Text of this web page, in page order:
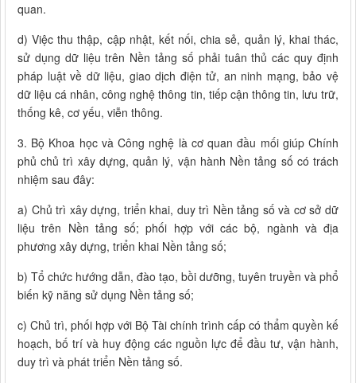
quan.
d) Việc thu thập, cập nhật, kết nối, chia sẻ, quản lý, khai thác,
sử dụng dữ liệu trên Nền tảng số phải tuân thủ các quy định
pháp luật về dữ liệu, giao dịch điện tử, an ninh mạng, bảo vệ
dữ liệu cá nhân, công nghệ thông tin, tiếp cận thông tin, lưu trữ,
thống kê, cơ yếu, viễn thông.
3. Bộ Khoa học và Công nghệ là cơ quan đầu mối giúp Chính
phủ chủ trì xây dựng, quản lý, vận hành Nền tảng số có trách
nhiệm sau đây:
a) Chủ trì xây dựng, triển khai, duy trì Nền tảng số và cơ sở dữ
liệu trên Nền tảng số; phối hợp với các bộ, ngành và địa
phương xây dựng, triển khai Nền tảng số;
b) Tổ chức hướng dẫn, đào tạo, bồi dưỡng, tuyên truyền và phổ
biến kỹ năng sử dụng Nền tảng số;
c) Chủ trì, phối hợp với Bộ Tài chính trình cấp có thẩm quyền kế
hoạch, bố trí và huy động các nguồn lực để đầu tư, vận hành,
duy trì và phát triển Nền tảng số.